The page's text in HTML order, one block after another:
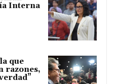
Interna
que
razones,